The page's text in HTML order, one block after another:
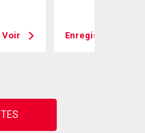
Voir Enregistrer